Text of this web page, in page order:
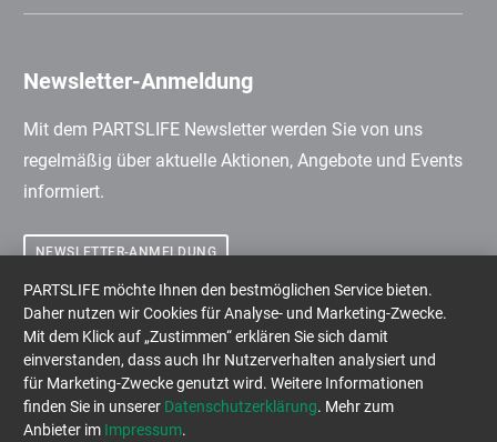
Newsletter-Anmeldung
Mit dem PARTSLIFE Newsletter werden Sie von uns
regelmäßig über aktuelle Aktionen, Angebote und Events
informiert.
NEWSLETTER-ANMELDUNG
Impressum Datenschutz
AGB
Newsletter-Anmeldung
Karriere
PARTSLIFE möchte Ihnen den bestmöglichen Service bieten.
Daher nutzen wir Cookies für Analyse- und Marketing-Zwecke.
Mit dem Klick auf „Zustimmen“ erklären Sie sich damit
einverstanden, dass auch Ihr Nutzerverhalten analysiert und
für Marketing-Zwecke genutzt wird. Weitere Informationen
finden Sie in unserer Datenschutzerklärung. Mehr zum
Anbieter im Impressum.